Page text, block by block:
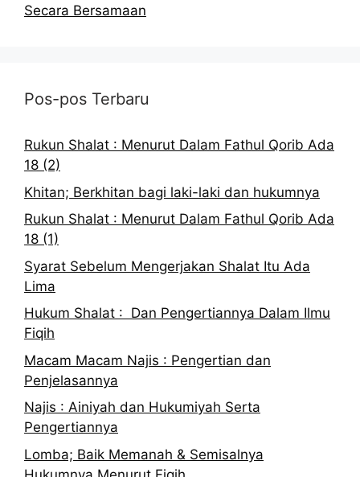
Secara Bersamaan
Pos-pos Terbaru
Rukun Shalat : Menurut Dalam Fathul Qorib Ada
18 (2)
Khitan; Berkhitan bagi laki-laki dan hukumnya
Rukun Shalat : Menurut Dalam Fathul Qorib Ada
18 (1)
Syarat Sebelum Mengerjakan Shalat Itu Ada
Lima
Hukum Shalat : Dan Pengertiannya Dalam Ilmu
Fiqih
Macam Macam Najis : Pengertian dan
Penjelasannya
Najis : Ainiyah dan Hukumiyah Serta
Pengertiannya
Lomba; Baik Memanah & Semisalnya